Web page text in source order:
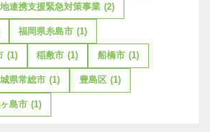
連携支援緊急対策事業 (2)
福岡県糸島市 (1)
(1) 稲敷市 (1) 船橋市 (1)
県常総市 (1) 豊島区 (1)
島市 (1)